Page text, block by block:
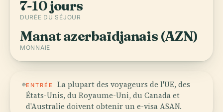
7-10 jours
DURÉE DU SÉJOUR
Manat azerbaïdjanais (AZN)
MONNAIE
ENTRÉE
La plupart des voyageurs de l'UE, des
États-Unis, du Royaume-Uni, du Canada et
d'Australie doivent obtenir un e-visa ASAN.